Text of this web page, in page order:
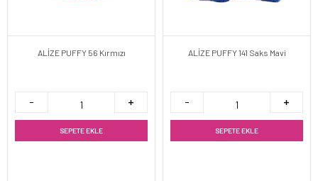
ALİZE PUFFY 56 Kırmızı
SEPETE EKLE
ALİZE PUFFY 141 Saks Mavi
SEPETE EKLE